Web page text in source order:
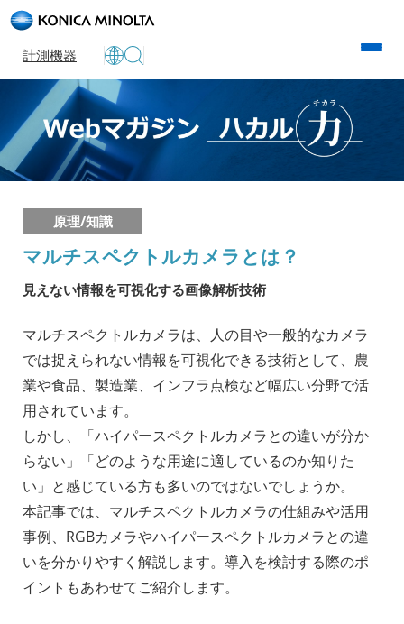
計測機器
原理/知識
マルチスペクトルカメラとは？
見えない情報を可視化する画像解析技術
マルチスペクトルカメラは、人の目や一般的なカメラ
では捉えられない情報を可視化できる技術として、農
業や食品、製造業、インフラ点検など幅広い分野で活
用されています。
しかし、「ハイパースペクトルカメラとの違いが分か
らない」「どのような用途に適しているのか知りた
い」と感じている方も多いのではないでしょうか。
本記事では、マルチスペクトルカメラの仕組みや活用
事例、RGBカメラやハイパースペクトルカメラとの違
いを分かりやすく解説します。導入を検討する際のポ
イントもあわせてご紹介します。